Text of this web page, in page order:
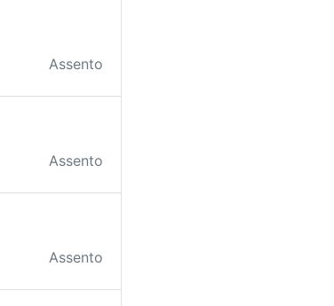
Assento
Assento
Assento